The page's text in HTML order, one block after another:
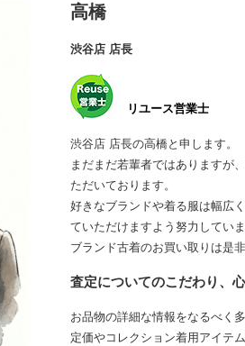
高橋
渋谷店 店長
リユース営業士
渋谷店 店長の高橋と申します。
まだまだ若輩者ではありますが
ただいております。
好きなブランドや着る服は幅広
ていただけますよう努力していま
ブランド古着のお買い取りは是
査定についてのこだわり、
お品物の詳細な情報をなるべく
定価やコレクション着用アイテ